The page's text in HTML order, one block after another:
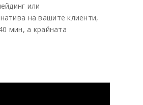
или
на вашите клиенти,
мин, а крайната